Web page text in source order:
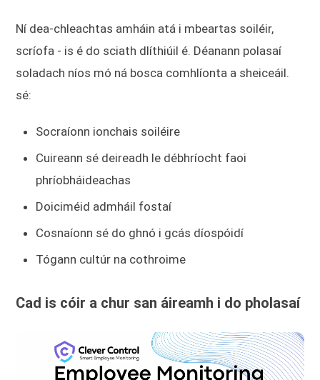
Ní dea-chleachtas amháin atá i mbeartas soiléir,
scríofa - is é do sciath dlíthiúil é. Déanann polasaí
soladach níos mó ná bosca comhlíonta a sheiceáil.
sé:
Socraíonn ionchais soiléire
Cuireann sé deireadh le débhríocht faoi
phríobháideachas
Doiciméid admháil fostaí
Cosnaíonn sé do ghnó i gcás díospóidí
Tógann cultúr na cothroime
Cad is cóir a chur san áireamh i do pholasaí